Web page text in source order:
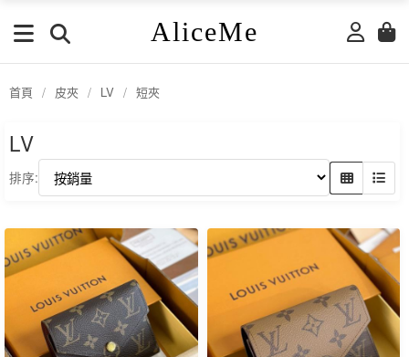
AliceMe
首頁 / 皮夾 / LV / 短夾
LV
排序: